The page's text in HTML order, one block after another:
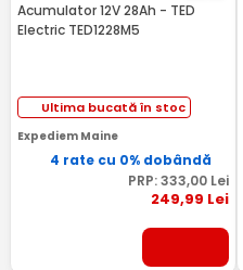
Acumulator 12V 28Ah - TED
Electric TED1228M5
Ultima bucată în stoc
Expediem Maine
4 rate cu 0% dobândă
PRP:333,00Lei
249,99 Lei